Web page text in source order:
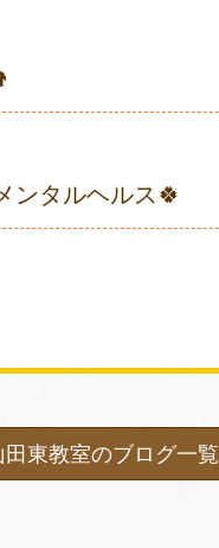
ンタルヘルス🍀
田東教室のブログ一覧